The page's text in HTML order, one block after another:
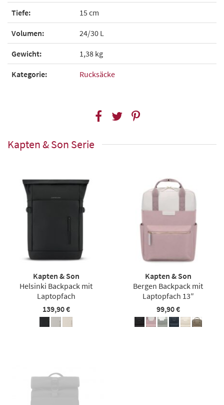
Tiefe: 15 cm
Volumen: 24/30 L
Gewicht: 1,38 kg
Kategorie: Rucksäcke
Kapten & Son Serie
Kapten & Son
Helsinki Backpack mit
Laptopfach
139,90 €
Kapten & Son
Bergen Backpack mit
Laptopfach 13″
99,90 €